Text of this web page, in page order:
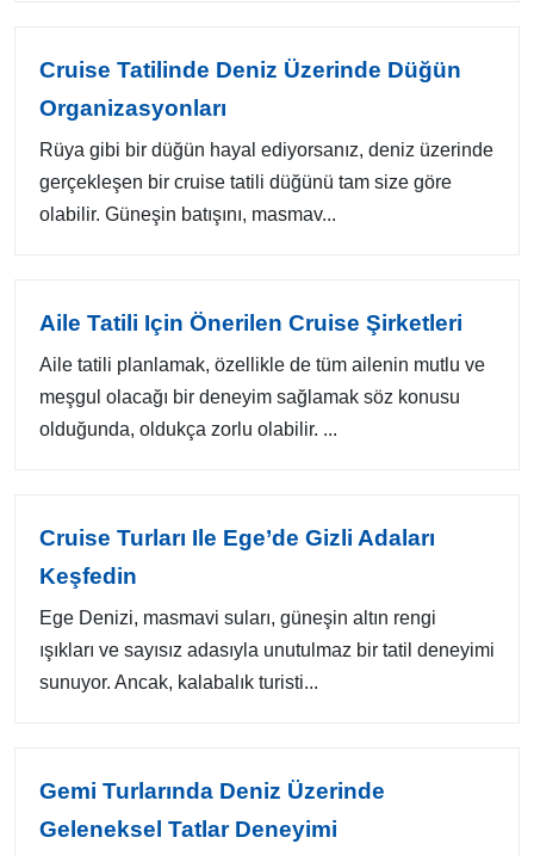
Cruise Tatilinde Deniz Üzerinde Düğün
Organizasyonları
Rüya gibi bir düğün hayal ediyorsanız, deniz üzerinde
gerçekleşen bir cruise tatili düğünü tam size göre
olabilir. Güneşin batışını, masmav...
Aile Tatili Için Önerilen Cruise Şirketleri
Aile tatili planlamak, özellikle de tüm ailenin mutlu ve
meşgul olacağı bir deneyim sağlamak söz konusu
olduğunda, oldukça zorlu olabilir. ...
Cruise Turları Ile Ege’de Gizli Adaları
Keşfedin
Ege Denizi, masmavi suları, güneşin altın rengi
ışıkları ve sayısız adasıyla unutulmaz bir tatil deneyimi
sunuyor. Ancak, kalabalık turisti...
Gemi Turlarında Deniz Üzerinde
Geleneksel Tatlar Deneyimi